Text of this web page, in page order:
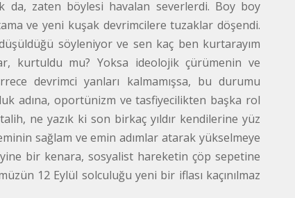
da, zaten böylesi havalan severlerdi. Boy boy
ve yeni kuşak devrimcilere tuzaklar döşendi.
söyleniyor ve sen kaç ben kurtarayım
kurtuldu mu? Yoksa ideolojik çürümenin ve
devrimci yanları kalmamışsa, bu durumu
adına, oportünizm ve tasfiyecilikten başka rol
ne yazık ki son birkaç yıldır kendilerine yüz
sağlam ve emin adımlar atarak yükselmeye
yine bir kenara, sosyalist hareketin çöp sepetine
12 Eylül solculuğu yeni bir iflası kaçınılmaz